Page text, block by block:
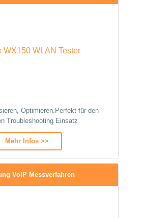
Optimieren.Perfekt für den
Troubleshooting Einsatz
Mehr Infos >>
VoIP Messverfahren